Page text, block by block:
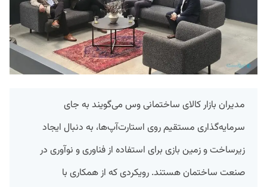
مدیران بازار کالای ساختمانی وس می‌گویند به جای
سرمایه‌گذاری مستقیم روی استارت‌آپ‌ها، به دنبال ایجاد
زیرساخت و زمین بازی برای استفاده از فناوری و نوآوری در
صنعت ساختمان هستند. رویکردی که از همکاری با